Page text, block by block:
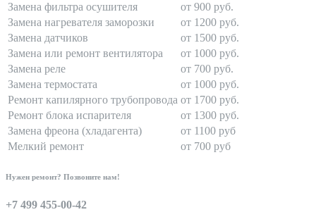
Замена фильтра осушителя
от 900 руб.
Замена нагревателя заморозки
от 1200 руб.
Замена датчиков
от 1500 руб.
Замена или ремонт вентилятора
от 1000 руб.
Замена реле
от 700 руб.
Замена термостата
от 1000 руб.
Ремонт капилярного трубопровода от 1700 руб.
Ремонт блока испарителя
от 1300 руб.
Замена фреона (хладагента)
от 1100 руб
Мелкий ремонт
от 700 руб
Нужен ремонт? Позвоните нам!
+7 499 455-00-42